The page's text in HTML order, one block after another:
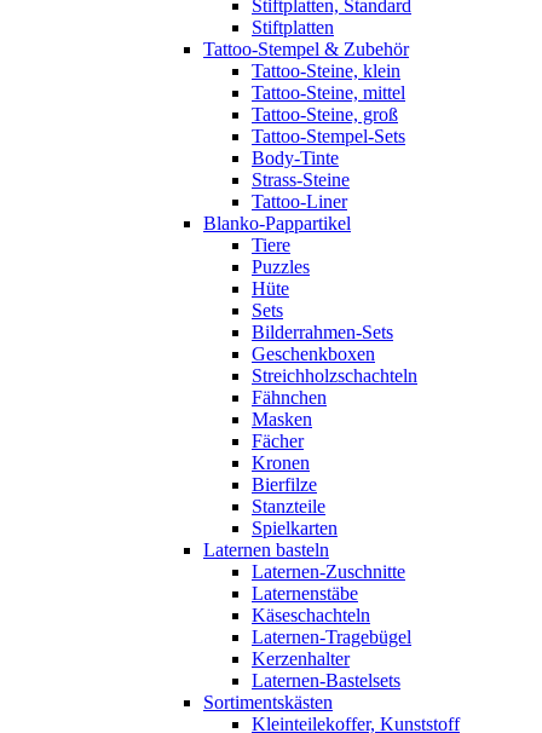
Stiftplatten, Standard
Stiftplatten
Tattoo-Stempel & Zubehör
Tattoo-Steine, klein
Tattoo-Steine, mittel
Tattoo-Steine, groß
Tattoo-Stempel-Sets
Body-Tinte
Strass-Steine
Tattoo-Liner
Blanko-Pappartikel
Tiere
Puzzles
Hüte
Sets
Bilderrahmen-Sets
Geschenkboxen
Streichholzschachteln
Fähnchen
Masken
Fächer
Kronen
Bierfilze
Stanzteile
Spielkarten
Laternen basteln
Laternen-Zuschnitte
Laternenstäbe
Käseschachteln
Laternen-Tragebügel
Kerzenhalter
Laternen-Bastelsets
Sortimentskästen
Kleinteilekoffer, Kunststoff